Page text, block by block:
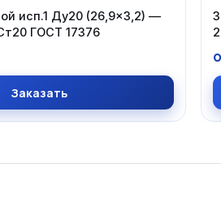
исп.1 Ду20 (26,9×3,2) —
ГОСТ 17376
Заказать